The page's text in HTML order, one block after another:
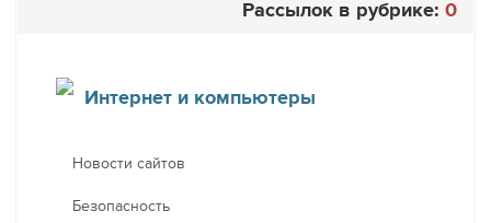
Рассылок в рубрике: 0
Интернет и компьютеры
Новости сайтов
Безопасность